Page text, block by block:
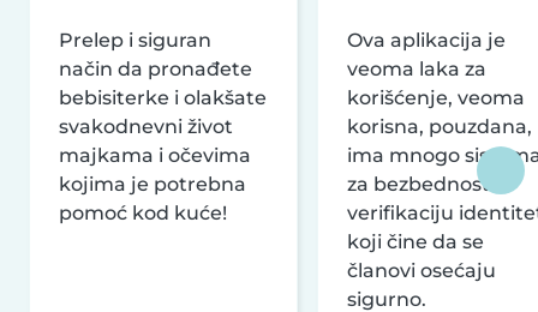
Prelep i siguran
način da pronađete
bebisiterke i olakšate
svakodnevni život
majkama i očevima
kojima je potrebna
pomoć kod kuće!
Ova aplikacija je
veoma laka za
korišćenje, veoma
korisna, pouzdana,
ima mnogo
za bezbednost i
verifikaciju
koji čine da se
članovi osećaju
sigurno.